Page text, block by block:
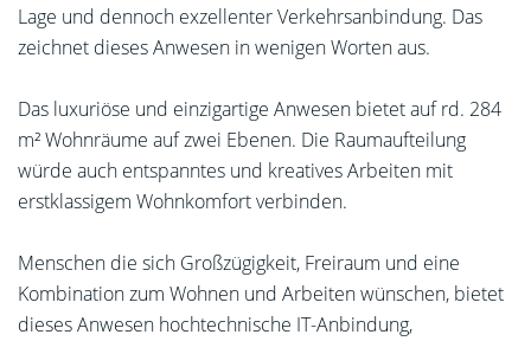
Lage und dennoch exzellenter Verkehrsanbindung. Das
zeichnet dieses Anwesen in wenigen Worten aus.
Das luxuriöse und einzigartige Anwesen bietet auf rd. 284
m² Wohnräume auf zwei Ebenen. Die Raumaufteilung
würde auch entspanntes und kreatives Arbeiten mit
erstklassigem Wohnkomfort verbinden.
Menschen die sich Großzügigkeit, Freiraum und eine
Kombination zum Wohnen und Arbeiten wünschen, bietet
dieses Anwesen hochtechnische IT-Anbindung,